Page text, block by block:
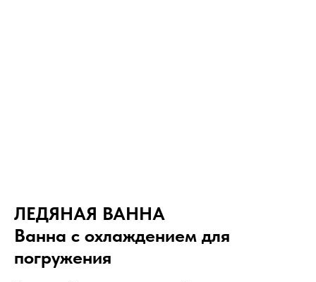
ЛЕДЯНАЯ ВАННА
Ванна с охлаждением для
погружения